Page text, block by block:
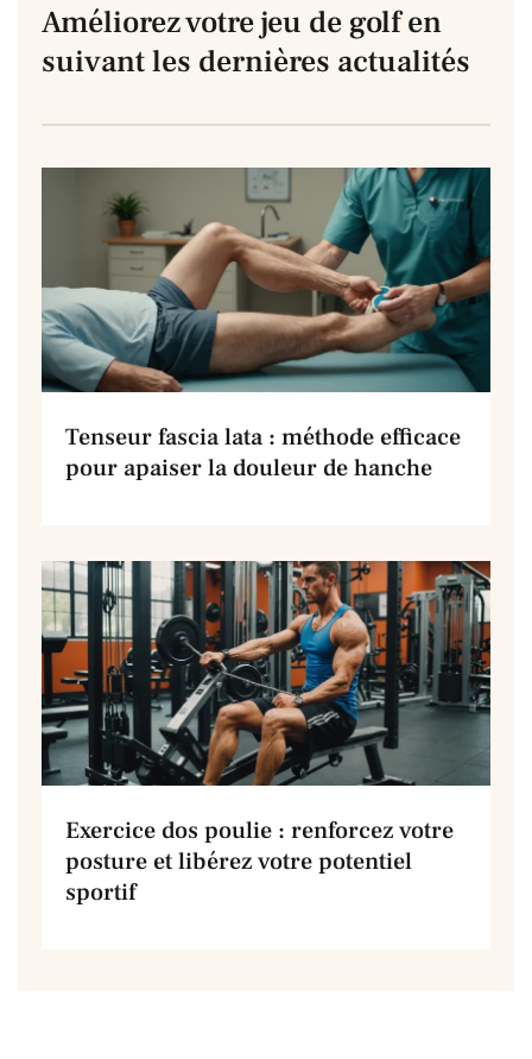
Améliorez votre jeu de golf en
suivant les dernières actualités
Tenseur fascia lata : méthode efficace
pour apaiser la douleur de hanche
Exercice dos poulie : renforcez votre
posture et libérez votre potentiel
sportif